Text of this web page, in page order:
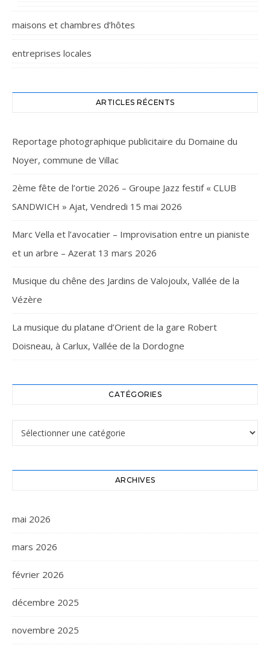
maisons et chambres d’hôtes
entreprises locales
ARTICLES RÉCENTS
Reportage photographique publicitaire du Domaine du
Noyer, commune de Villac
2ème fête de l’ortie 2026 – Groupe Jazz festif « CLUB
SANDWICH » Ajat, Vendredi 15 mai 2026
Marc Vella et l’avocatier – Improvisation entre un pianiste
et un arbre – Azerat 13 mars 2026
Musique du chêne des Jardins de Valojoulx, Vallée de la
Vézère
La musique du platane d’Orient de la gare Robert
Doisneau, à Carlux, Vallée de la Dordogne
CATÉGORIES
Catégories
ARCHIVES
mai 2026
mars 2026
février 2026
décembre 2025
novembre 2025